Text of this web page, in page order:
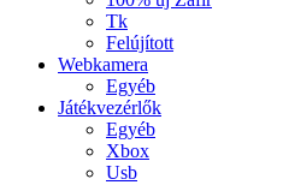
Tk
Felújított
Webkamera
Egyéb
Játékvezérlők
Egyéb
Xbox
Usb